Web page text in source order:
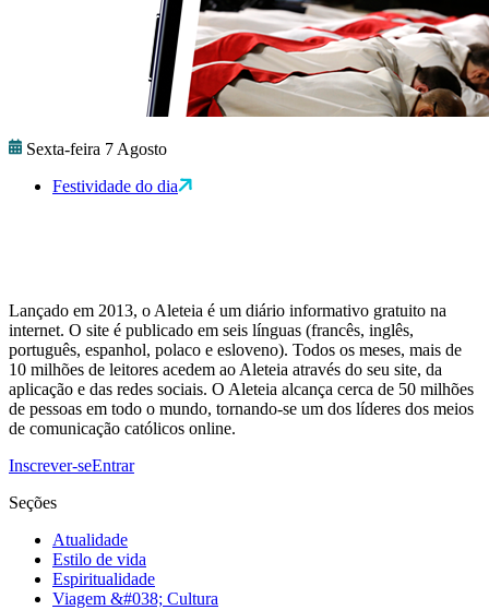
Sexta-feira 7 Agosto
Festividade do dia
Lançado em 2013, o Aleteia é um diário informativo gratuito na
internet. O site é publicado em seis línguas (francês, inglês,
português, espanhol, polaco e esloveno). Todos os meses, mais de
10 milhões de leitores acedem ao Aleteia através do seu site, da
aplicação e das redes sociais. O Aleteia alcança cerca de 50 milhões
de pessoas em todo o mundo, tornando-se um dos líderes dos meios
de comunicação católicos online.
Inscrever-seEntrar
Seções
Atualidade
Estilo de vida
Espiritualidade
Viagem &#038; Cultura